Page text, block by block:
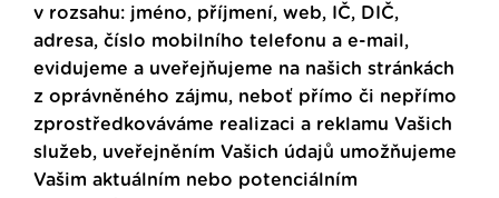
v rozsahu: jméno, příjmení, web, IČ, DIČ,
adresa, číslo mobilního telefonu a e-mail,
evidujeme a uveřejňujeme na našich stránkách
z oprávněného zájmu, neboť přímo či nepřímo
zprostředkováváme realizaci a reklamu Vašich
služeb, uveřejněním Vašich údajů umožňujeme
Vašim aktuálním nebo potenciálním